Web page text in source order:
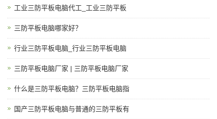
工业三防平板电脑代工_工业三防平板
三防平板电脑哪家好？
行业三防平板电脑_行业三防平板电脑
三防平板电脑厂家 | 三防平板电脑厂家
什么是三防平板电脑？三防平板电脑指
国产三防平板电脑与普通的三防平板有